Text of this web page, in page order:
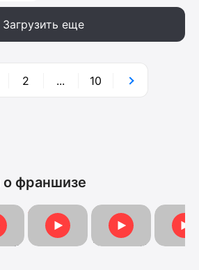
Загрузить еще
2 ... 10
франшизе
Видеоотзыв от Марии
Отзыв о франшизе